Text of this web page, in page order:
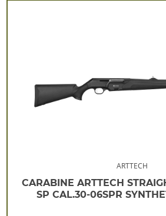
ARTTECH
CARABINE ARTTECH
SP CAL.30-06SPR